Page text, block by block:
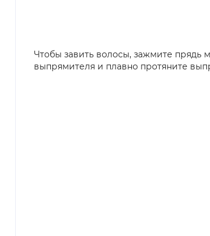
Чтобы завить волосы, зажмите прядь
выпрямителя и плавно протяните